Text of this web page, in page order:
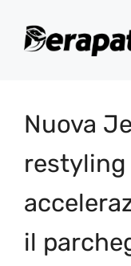
Nuova
restyling
il